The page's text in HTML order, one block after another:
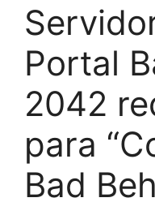
Portal
2042
para
Bad